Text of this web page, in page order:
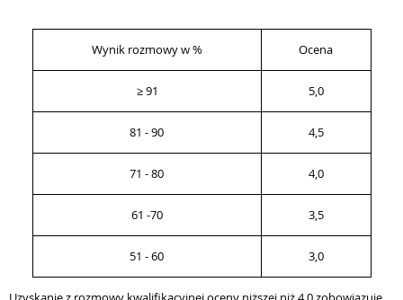
Wynik rozmowy w % Ocena
≥ 91 5,0
81 - 90 4,5
71 - 80 4,0
61 -70 3,5
51 - 60 3,0